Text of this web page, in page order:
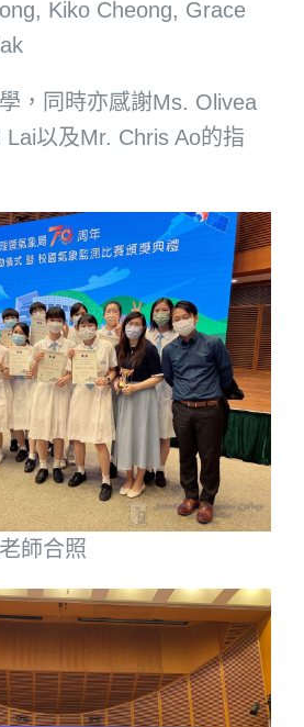
Kiko Cheong, Grace
，同時亦感謝Ms. Olivea
以及Mr. Chris Ao的指
師合照